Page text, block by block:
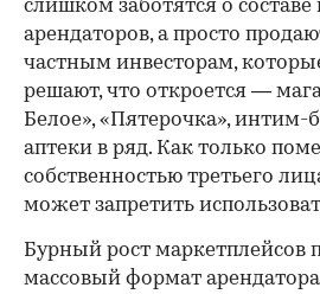
слишком заботятся о составе
арендаторов, а просто
частным инвесторам,
решают, что откроется —
Белое», «Пятерочка», интим-
аптеки в ряд. Как только
собственностью третьего
может запретить
Бурный рост маркетплейсов
массовый формат